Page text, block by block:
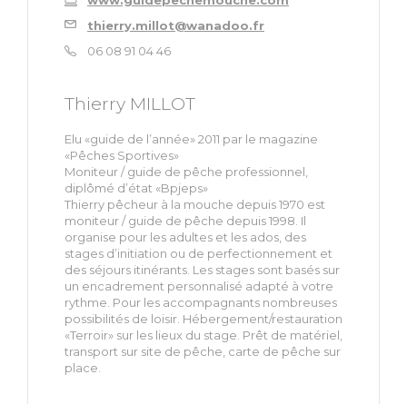
thierry.millot@wanadoo.fr
06 08 91 04 46
Thierry MILLOT
Elu «guide de l’année» 2011 par le magazine
«Pêches Sportives»
Moniteur / guide de pêche professionnel,
diplômé d’état «Bpjeps»
Thierry pêcheur à la mouche depuis 1970 est
moniteur / guide de pêche depuis 1998. Il
organise pour les adultes et les ados, des
stages d’initiation ou de perfectionnement et
des séjours itinérants. Les stages sont basés sur
un encadrement personnalisé adapté à votre
rythme. Pour les accompagnants nombreuses
possibilités de loisir. Hébergement/restauration
«Terroir» sur les lieux du stage. Prêt de matériel,
transport sur site de pêche, carte de pêche sur
place.